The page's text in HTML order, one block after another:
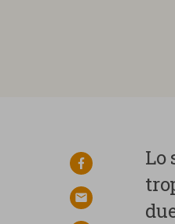
facebook
email
Lo